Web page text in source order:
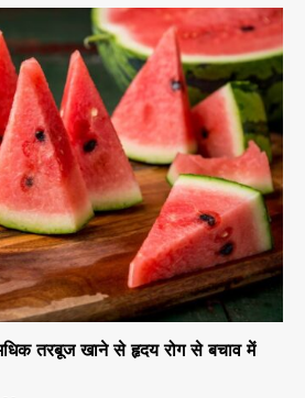
तरबूज खाने से हृदय रोग से बचाव में